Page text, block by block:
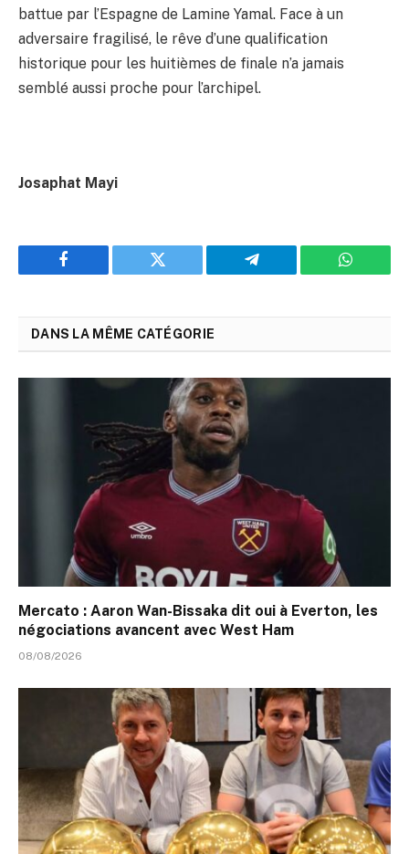
battue par l’Espagne de Lamine Yamal. Face à un
adversaire fragilisé, le rêve d’une qualification
historique pour les huitièmes de finale n’a jamais
semblé aussi proche pour l’archipel.
Josaphat Mayi
Facebook Twitter Telegram
DANS LA MÊME CATÉGORIE
Mercato : Aaron Wan-Bissaka dit oui à Everton, les
négociations avancent avec West Ham
08/08/2026